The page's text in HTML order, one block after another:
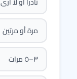
مرة أو مرتين
٣–٥ مرات